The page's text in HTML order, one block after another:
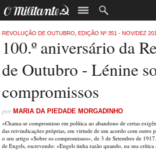
REVOLUÇÃO DE OUTUBRO ,EDIÇÃO Nº 351 - NOV/DEZ
100.º aniversário da
de Outubro - Lénine
compromissos
porMARIA DA PIEDADE MORGADINHO
«Chama-se compromisso em política ao abandono de certas
das reivindicações próprias, em virtude de um acordo com outro
o seu artigo «Sobre os compromissos», de 3 de Setembro de
de Engels, escrevendo: «Engels tinha razão quando, na sua crítica